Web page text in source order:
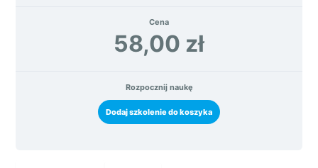
Cena
58,00 zł
Rozpocznij naukę
Dodaj szkolenie do koszyka